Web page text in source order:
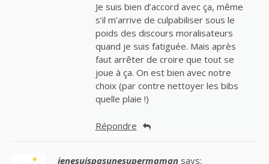
Je suis bien d’accord avec ça, même
s’il m’arrive de culpabiliser sous le
poids des discours moralisateurs
quand je suis fatiguée. Mais après
faut arrêter de croire que tout se
joue à ça. On est bien avec notre
choix (par contre nettoyer les bibs
quelle plaie !)
Répondre
jenesuispasunesupermaman says: